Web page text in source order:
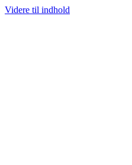
Videre til indhold